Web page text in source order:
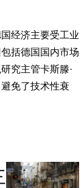
经济主要受工业
括德国国内市场
究主管卡斯滕·
免了技术性衰